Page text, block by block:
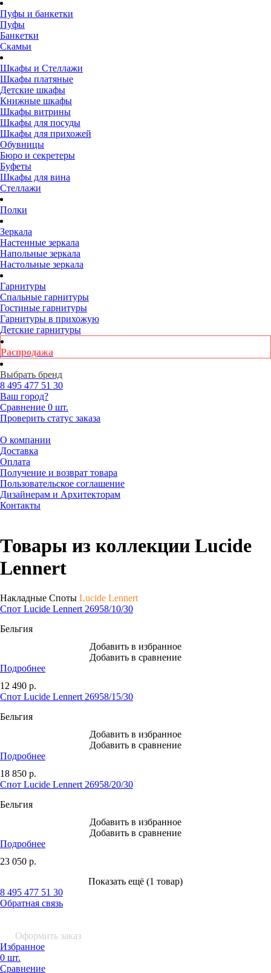
Пуфы и банкетки
Пуфы
Банкетки
Скамьи
Шкафы и Стеллажи
Шкафы платяные
Детские шкафы
Книжные шкафы
Шкафы витрины
Шкафы для посуды
Шкафы для прихожей
Обувницы
Бюро и секретеры
Буфеты
Шкафы для вина
Стеллажи
Полки
Зеркала
Настенные зеркала
Напольные зеркала
Настольные зеркала
Гарнитуры
Спальные гарнитуры
Гостиные гарнитуры
Гарнитуры в прихожую
Детские гарнитуры
Распродажа
Выбрать бренд
8 495 477 51 30
Ваш город?
Сравнение 0 шт.
Проверить статус заказа
О компании
Доставка
Оплата
Получение и возврат товара
Пользовательское соглашение
Дизайнерам и Архитекторам
Контакты
Товары из коллекции Lucide
Lennert
Накладные Споты Lucide Lennert
Спот Lucide Lennert 26958/10/30
Бельгия
Добавить в избранное
Добавить в сравнение
Подробнее
12 490 р.
Спот Lucide Lennert 26958/15/30
Бельгия
Добавить в избранное
Добавить в сравнение
Подробнее
18 850 р.
Спот Lucide Lennert 26958/20/30
Бельгия
Добавить в избранное
Добавить в сравнение
Подробнее
23 050 р.
Показать ещё (1 товар)
8 495 477 51 30
Обратная связь
Оформить заказ
Избранное
0 шт.
Сравнение